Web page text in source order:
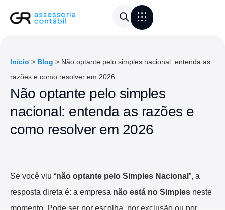
Início > Blog > Não optante pelo simples nacional: entenda as
razões e como resolver em 2026
Não optante pelo simples
nacional: entenda as razões e
como resolver em 2026
Se você viu “não optante pelo Simples Nacional ”, a
resposta direta é: a empresa não está no Simples neste
momento. Pode ser por escolha, por exclusão ou por